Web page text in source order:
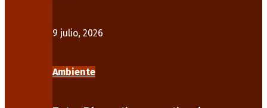
9 julio, 2026
Ambiente